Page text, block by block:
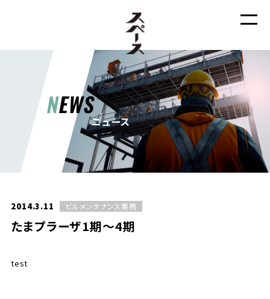
NEWS
ニュース
2014.3.11 ビルメンテナンス業務
たまプラーザ1期～4期
test